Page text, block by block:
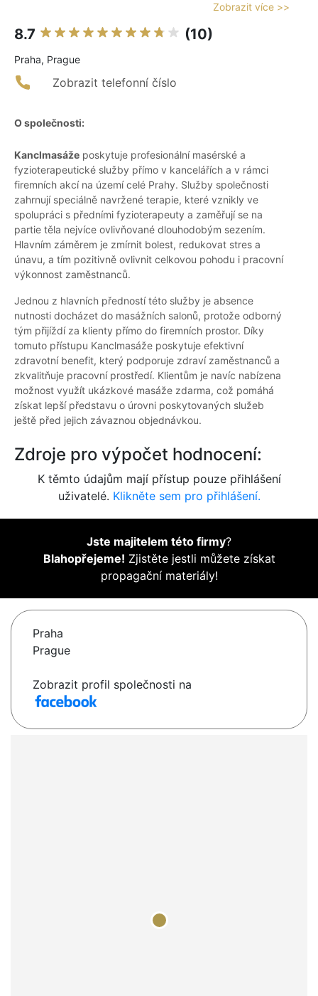
Zobrazit více >>
8.7 (10)
Praha, Prague
Zobrazit telefonní číslo
O společnosti:
Kanclmasáže poskytuje profesionální masérské a
fyzioterapeutické služby přímo v kancelářích a v rámci
firemních akcí na území celé Prahy. Služby společnosti
zahrnují speciálně navržené terapie, které vznikly ve
spolupráci s předními fyzioterapeuty a zaměřují se na
partie těla nejvíce ovlivňované dlouhodobým sezením.
Hlavním záměrem je zmírnit bolest, redukovat stres a
únavu, a tím pozitivně ovlivnit celkovou pohodu i pracovní
výkonnost zaměstnanců.
Jednou z hlavních předností této služby je absence
nutnosti docházet do masážních salonů, protože odborný
tým přijíždí za klienty přímo do firemních prostor. Díky
tomuto přístupu Kanclmasáže poskytuje efektivní
zdravotní benefit, který podporuje zdraví zaměstnanců a
zkvalitňuje pracovní prostředí. Klientům je navíc nabízena
možnost využít ukázkové masáže zdarma, což pomáhá
získat lepší představu o úrovni poskytovaných služeb
ještě před jejich závaznou objednávkou.
Zdroje pro výpočet hodnocení:
K těmto údajům mají přístup pouze přihlášení
uživatelé. Klikněte sem pro přihlášení.
Jste majitelem této firmy?
Blahopřejeme! Zjistěte jestli můžete získat
propagační materiály!
Praha
Prague
Zobrazit profil společnosti na